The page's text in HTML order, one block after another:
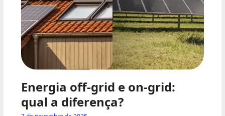
Energia off-grid e on-grid:
qual a diferença?